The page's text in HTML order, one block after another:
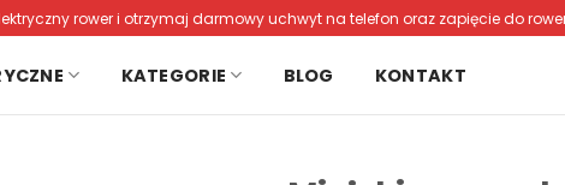
rower i otrzymaj darmowy uchwyt na telefon oraz zapięcie do
KATEGORIE BLOG KONTAKT